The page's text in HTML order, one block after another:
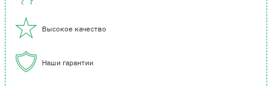
Высокое качество
Наши гарантии